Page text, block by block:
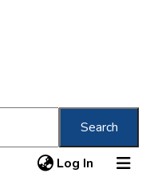
Search
Log In (current)